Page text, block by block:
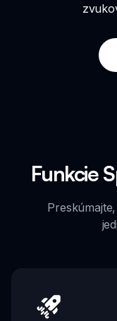
Funkcie